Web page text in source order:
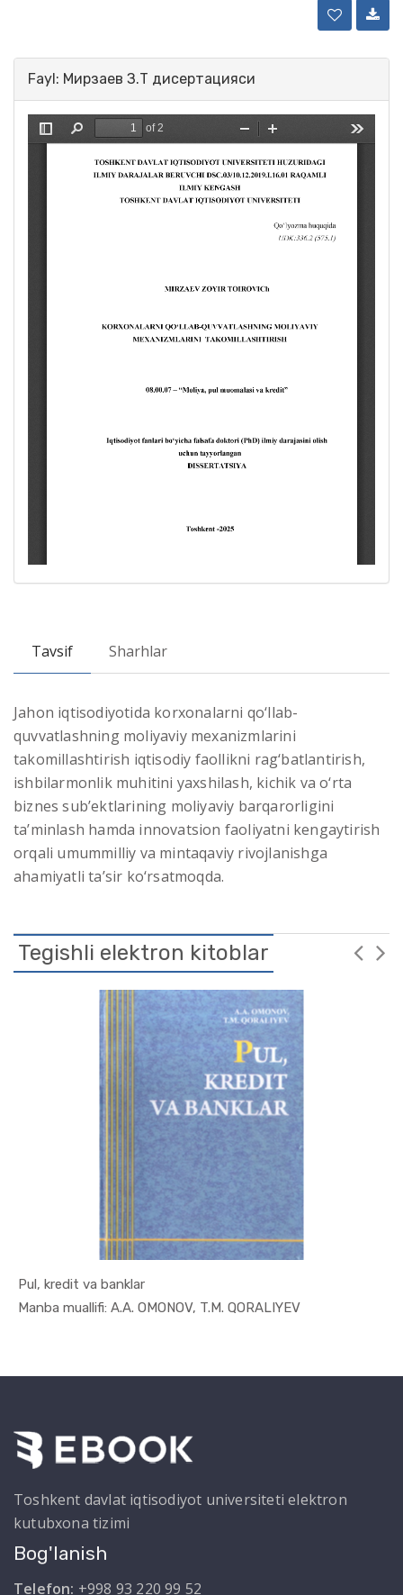
Fayl: Мирзаев З.Т дисертацияси
Tavsif Sharhlar
Jahon iqtisodiyotida korxonalarni qo‘llab-
quvvatlashning moliyaviy mexanizmlarini
takomillashtirish iqtisodiy faollikni rag‘batlantirish,
ishbilarmonlik muhitini yaxshilash, kichik va o‘rta
biznes sub’ektlarining moliyaviy barqarorligini
ta’minlash hamda innovatsion faoliyatni kengaytirish
orqali umummilliy va mintaqaviy rivojlanishga
ahamiyatli ta’sir ko‘rsatmoqda.
Tegishli elektron kitoblar
Pul, kredit va banklar
Manba muallifi: A.A. OMONOV, T.M. QORALIYEV
In Moliya,...
Toshkent davlat iqtisodiyot universiteti elektron
kutubxona tizimi
Bog'lanish
Telefon: +998 93 220 99 52